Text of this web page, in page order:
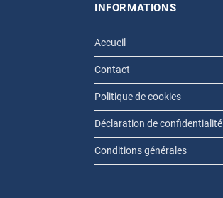
INFORMATIONS
Accueil
Contact
Politique de cookies
Déclaration de confidentialité
Conditions générales